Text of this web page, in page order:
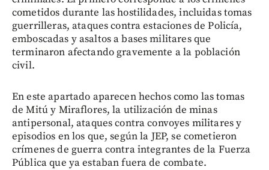
cometidos durante las hostilidades, incluidas tomas
guerrilleras, ataques contra estaciones de Policía,
emboscadas y asaltos a bases militares que
terminaron afectando gravemente a la población
civil.
En este apartado aparecen hechos como las tomas
de Mitú y Miraflores, la utilización de minas
antipersonal, ataques contra convoyes militares y
episodios en los que, según la JEP, se cometieron
crímenes de guerra contra integrantes de la Fuerza
Pública que ya estaban fuera de combate.